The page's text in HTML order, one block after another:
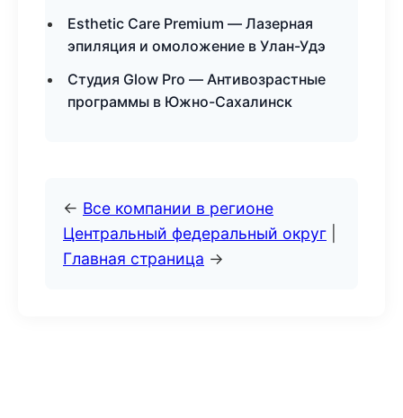
Esthetic Care Premium — Лазерная
эпиляция и омоложение в Улан-Удэ
Студия Glow Pro — Антивозрастные
программы в Южно-Сахалинск
← Все компании в регионе
Центральный федеральный округ
Главная страница →